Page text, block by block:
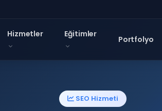
Hizmetler Eğitimler
Portfolyo
SEO Hizmeti